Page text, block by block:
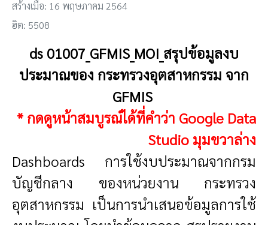
สร้างเมื่อ: 16 พฤษภาคม 2564
ฮิต: 5508
ds 01007_GFMIS_MOI_สรุปข้อมูลงบ
ประมาณของ กระทรวงอุตสาหกรรม จาก
GFMIS
* กดดูหน้าสมบูรณ์ได้ที่คำว่า Google Data
Studio มุมขวาล่าง
Dashboards การใช้งบประมาณจากกรม
บัญชีกลาง ของหน่วยงาน กระทรวง
อุตสาหกรรม เป็นการนำเสนอข้อมูลการใช้